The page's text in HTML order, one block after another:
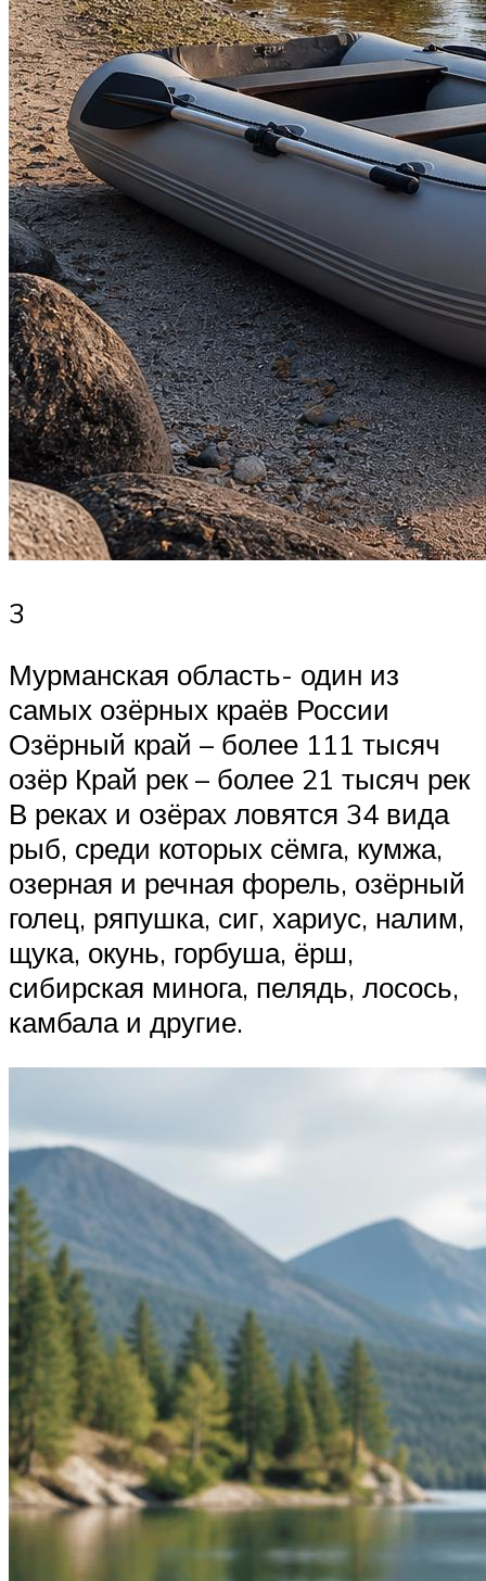
3
Мурманская область- один из
самых озёрных краёв России
Озёрный край – более 111 тысяч
озёр Край рек – более 21 тысяч рек
В реках и озёрах ловятся 34 вида
рыб, среди которых сёмга, кумжа,
озерная и речная форель, озёрный
голец, ряпушка, сиг, хариус, налим,
щука, окунь, горбуша, ёрш,
сибирская минога, пелядь, лосось,
камбала и другие.